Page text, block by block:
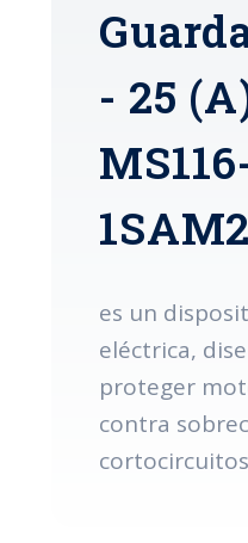
- 25
es un
eléctrica,
proteger
contra